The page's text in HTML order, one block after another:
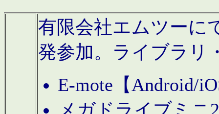
有限会社エムツーに
発参加。ライブラリ
E-mote【Android/
メガドライブミニ